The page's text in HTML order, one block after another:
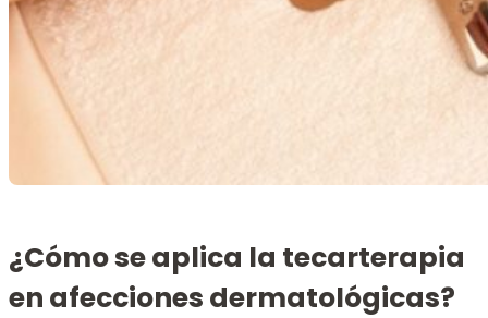
¿Cómo se aplica la tecarterapia
en afecciones dermatológicas?